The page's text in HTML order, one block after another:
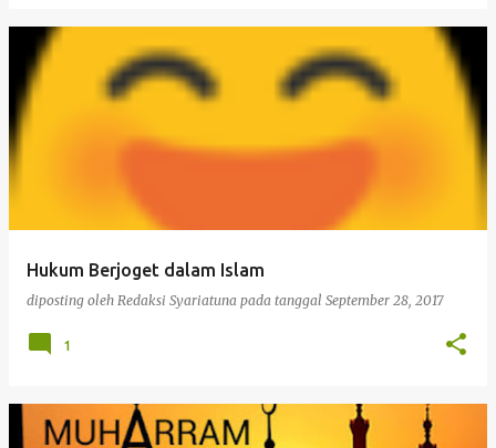
Hukum Berjoget dalam Islam
diposting oleh Redaksi Syariatuna pada tanggal September 28, 2017
1